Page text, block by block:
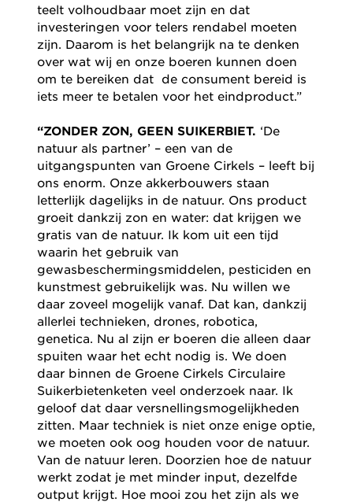
teelt volhoudbaar moet zijn en dat
investeringen voor telers rendabel moeten
zijn. Daarom is het belangrijk na te denken
over wat wij en onze boeren kunnen doen
om te bereiken dat de consument bereid is
iets meer te betalen voor het eindproduct.”
“ZONDER ZON, GEEN SUIKERBIET. ‘De
natuur als partner’ – een van de
uitgangspunten van Groene Cirkels – leeft bij
ons enorm. Onze akkerbouwers staan
letterlijk dagelijks in de natuur. Ons product
groeit dankzij zon en water: dat krijgen we
gratis van de natuur. Ik kom uit een tijd
waarin het gebruik van
gewasbeschermingsmiddelen, pesticiden en
kunstmest gebruikelijk was. Nu willen we
daar zoveel mogelijk vanaf. Dat kan, dankzij
allerlei technieken, drones, robotica,
genetica. Nu al zijn er boeren die alleen daar
spuiten waar het echt nodig is. We doen
daar binnen de Groene Cirkels Circulaire
Suikerbietenketen veel onderzoek naar. Ik
geloof dat daar versnellingsmogelijkheden
zitten. Maar techniek is niet onze enige optie,
we moeten ook oog houden voor de natuur.
Van de natuur leren. Doorzien hoe de natuur
werkt zodat je met minder input, dezelfde
output krijgt. Hoe mooi zou het zijn als we